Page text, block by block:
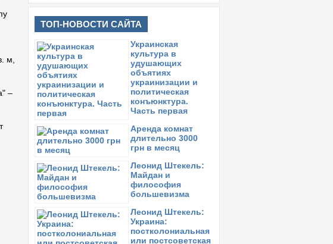
м,
–
ТОП-НОВОСТИ САЙТА
Украинская
культура в
удушающих
объятиях
украинизации и
политическая
конъюнктура.
Часть первая
Аренда комнат
длительно 3000
грн в месяц
Леонид Штекель:
Майдан и
философия
большевизма
Леонид Штекель:
Украина:
постколониальная
или постсоветская